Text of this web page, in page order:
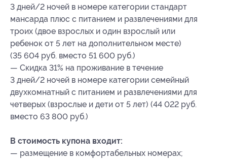
3 дней/2 ночей в номере категории стандарт
мансарда плюс с питанием и развлечениями для
троих (двое взрослых и один взрослый или
ребенок от 5 лет на дополнительном месте)
(35 604 руб. вместо 51 600 руб.)
— Скидка 31% на проживание в течение
3 дней/2 ночей в номере категории семейный
двухкомнатный с питанием и развлечениями для
четверых (взрослые и дети от 5 лет) (44 022 руб.
вместо 63 800 руб.)
В стоимость купона входит:
— размещение в комфортабельных номерах;